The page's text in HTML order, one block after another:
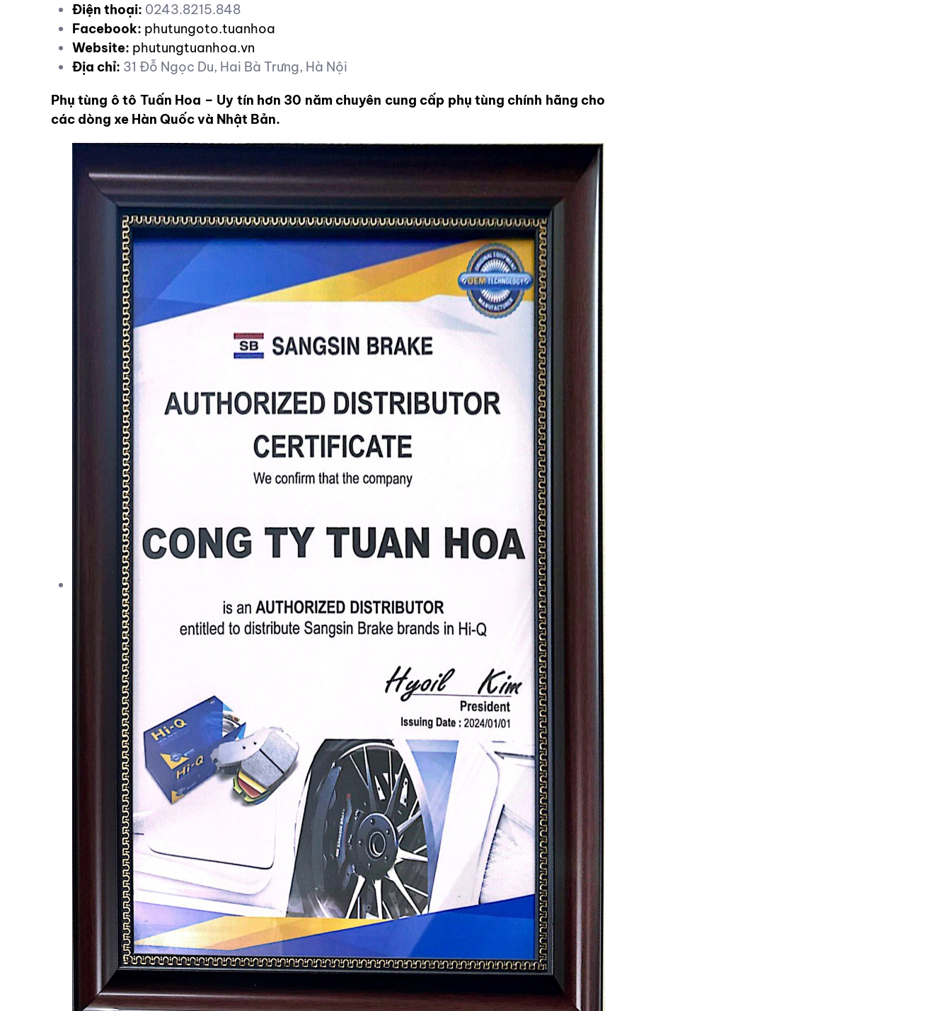
Điện thoại: 0243.8215.848
Facebook: phutungoto.tuanhoa
Website: phutungtuanhoa.vn
Địa chỉ: 31 Đỗ Ngọc Du, Hai Bà Trưng, Hà Nội
Phụ tùng ô tô Tuấn Hoa – Uy tín hơn 30 năm chuyên cung cấp phụ tùng chính hãng cho
các dòng xe Hàn Quốc và Nhật Bản.